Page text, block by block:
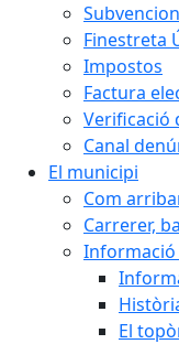
Finestreta
Impostos
Factura
Verificació
Canal
El municipi
Com
Carrerer,
El